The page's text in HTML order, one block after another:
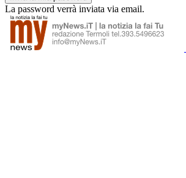
La password verrà inviata via email.